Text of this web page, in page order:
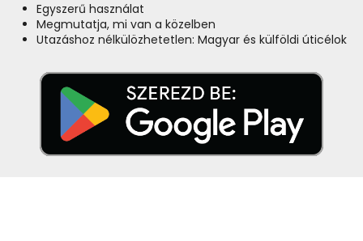
Egyszerű használat
Megmutatja, mi van a közelben
Utazáshoz nélkülözhetetlen: Magyar és külföldi úticélok